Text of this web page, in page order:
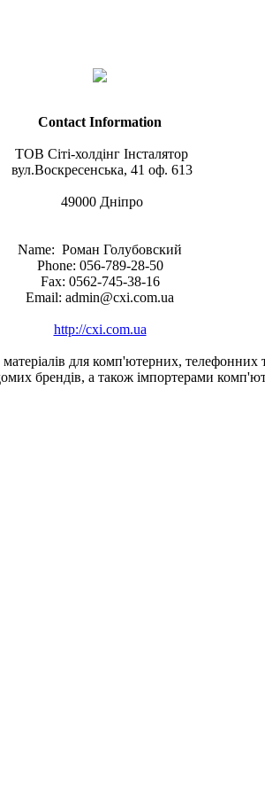
Contact Information
ТОВ Сіті-холдінг Інсталятор
вул.Воскресенська, 41 оф. 613
49000 Дніпро
Name: Роман Голубовский
Phone: 056-789-28-50
Fax: 0562-745-38-16
Email: admin@cxi.com.ua
http://cxi.com.ua
для комп'ютерних, телефонних
брендів, а також імпортерами